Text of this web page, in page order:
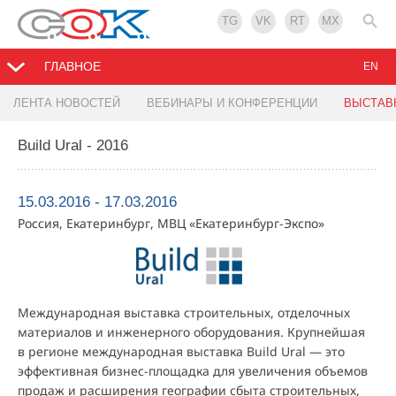
TG VK RT MX
ГЛАВНОЕ
ЛЕНТА НОВОСТЕЙ ВЕБИНАРЫ И КОНФЕРЕНЦИИ
EN
Build Ural - 2016
15.03.2016 - 17.03.2016
Россия, Екатеринбург, МВЦ «Екатеринбург-Экспо»
Международная выставка строительных, отделочных
материалов и инженерного оборудования. Крупнейшая
в регионе международная выставка Build Ural — это
эффективная бизнес-площадка для увеличения объемов
продаж и расширения географии сбыта строительных,